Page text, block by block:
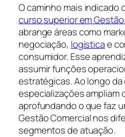
O caminho mais indicado
curso superior em
abrange áreas como
negociação, logísticae
consumidor. Esse
assumir funções
estratégicas. Ao longo da
especializações ampliam
aprofundando o que faz
Gestão Comercial nos
segmentos de atuação.